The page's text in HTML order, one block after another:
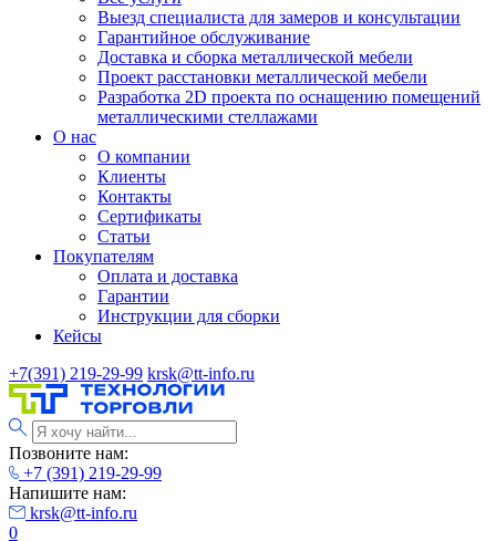
Выезд специалиста для замеров и консультации
Гарантийное обслуживание
Доставка и сборка металлической мебели
Проект расстановки металлической мебели
Разработка 2D проекта по оснащению помещений
металлическими стеллажами
О нас
О компании
Клиенты
Контакты
Сертификаты
Статьи
Покупателям
Оплата и доставка
Гарантии
Инструкции для сборки
Кейсы
+7(391) 219-29-99 krsk@tt-info.ru
Позвоните нам:
+7 (391) 219-29-99
Напишите нам:
krsk@tt-info.ru
0